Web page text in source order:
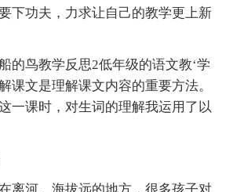
下功夫，力求让自己的教学更上新
的鸟教学反思2低年级的语文教‘学
课文是理解课文内容的重要方法。
一课时，对生词的理解我运用了以
离河、海拔远的地方，很多孩子对